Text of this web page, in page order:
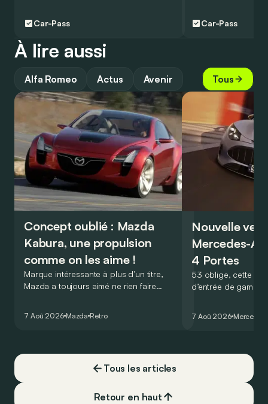
Car-Pass Car-Pass
À lire aussi
Alfa Romeo Actus Avenir Tous
Concept oublié : Mazda
Kabura, une propulsion
comme on les aime !
Marque intéressante à plus d’un titre,
Mazda a toujours aimé ne rien faire
de la plus belle des manières…
7 Aoû 2026 Mazda Retro
Nouvelle
Mercedes-
4 Portes
53 oblige, cette
d’entrée de
moins…
7 Aoû 2026 Mercedes
Tous les articles
Retour en haut